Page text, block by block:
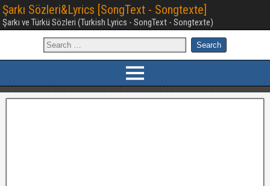
Şarkı Sözleri&Lyrics [SongText - Songtexte]
Şarkı ve Türkü Sözleri (Turkish Lyrics - SongText - Songtexte)